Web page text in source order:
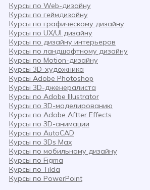
Курсы по Web-дизайну
Курсы по геймдизайну
Курсы по графическому дизайну
Курсы по UX/UI дизайну
Курсы по дизайну интерьеров
Курсы по ландшафтному дизайну
Курсы по Motion-дизайну
Курсы 3D-художника
Курсы Adobe Photoshop
Курсы 3D-дженералиста
Курсы по Adobe Illustrator
Курсы по 3D-моделированию
Курсы по Adobe Aftter Effects
Курсы по 3D-анимации
Курсы по AutoCAD
Курсы по 3Ds Max
Курсы по мобильному дизайну
Курсы по Figma
Курсы по Tilda
Курсы по PowerPoint